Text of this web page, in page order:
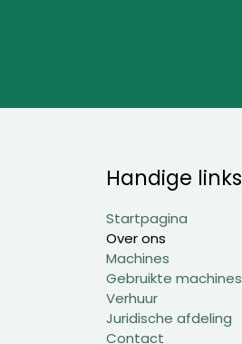
​Handige links
Startpagina
Over ons
Machines
Gebruikte machines
Verh​​​uu​​r​​
Juridische afdeling
Contact